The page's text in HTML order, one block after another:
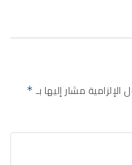
الإلزامية مشار إليها بـ *